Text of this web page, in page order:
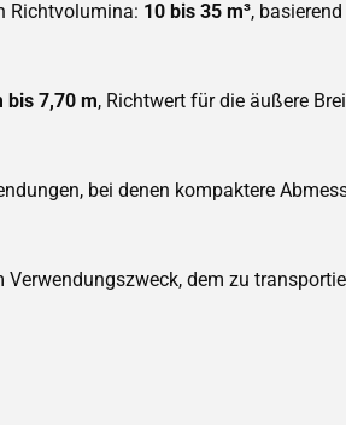
Richtvolumina: 10 bis 35 m³,
bis 7,70 m, Richtwert für die äußere
bei denen kompaktere
dem zu